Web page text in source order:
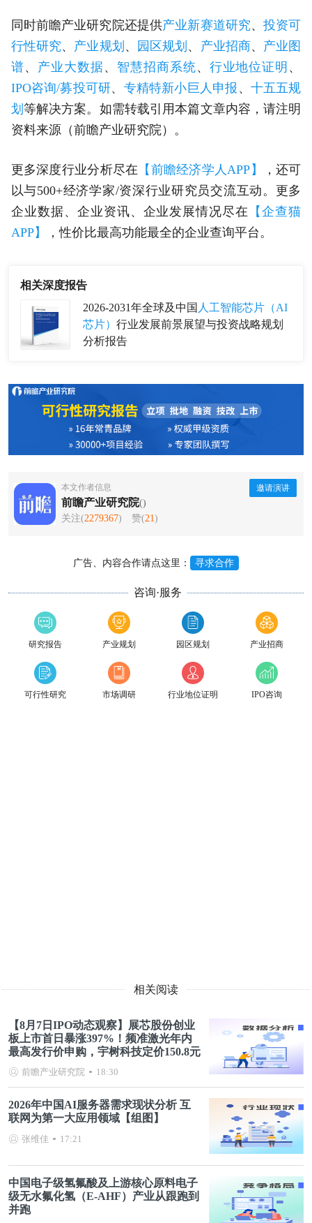
同时前瞻产业研究院还提供产业新赛道研究、投资可
行性研究、 产业规划 、 园区规划 、 产业招商、 产业图
谱、 产业大数据、 智慧招商系统、 行业地位证明 、
IPO咨询/募投可研、 专精特新小巨人申报 、 十五五规
划 等解决方案。如需转载引用本篇文章内容，请注明
资料来源（前瞻产业研究院）。
更多深度行业分析尽在 【前瞻经济学人APP】
，还可
以与500+经济学家/资深行业研究员交流互动。更多
企业数据、企业资讯、企业发展情况尽在
【企查猫
APP】
，性价比最高功能最全的企业查询平台。
相关深度报告
2026-2031年全球及中国 人工智能芯片（AI
芯片） 行业发展前景展望与投资战略规划
分析报告
本文作者信息
前瞻产业研究院()
关注(2279367) 赞(21)
邀请演讲
广告、内容合作请点这里： 寻求合作
咨询·服务
研究报告 产业规划 园区规划 产业招商
可行性研究 市场调研 行业地位证明 IPO咨询
相关阅读
【8月7日IPO动态观察】展芯股份创业
板上市首日暴涨397%！频准激光年内
最高发行价申购，宇树科技定价150.8元
前瞻产业研究院 18:30
2026年中国AI服务器需求现状分析 互
联网为第一大应用领域【组图】
张维佳 17:21
中国电子级氢氟酸及上游核心原料电子
级无水氟化氢（E-AHF）产业从跟跑到
并跑